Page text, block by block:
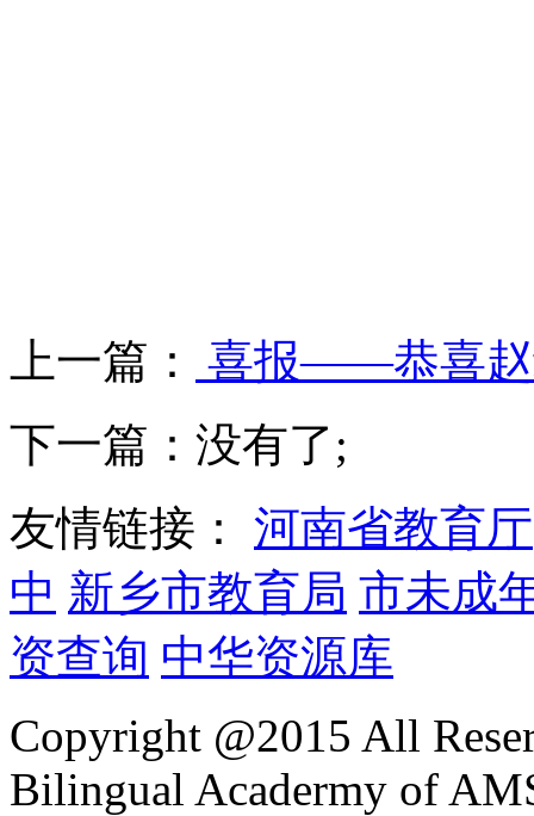
上一篇：
喜报——恭喜赵
下一篇：没有了;
友情链接： 河南省教育厅
中 新乡市教育局 市未成
资查询 中华资源库
Copyright @2015 All
Bilingual Acadermy of